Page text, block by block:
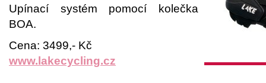
Upínací systém pomocí kolečka
BOA.
Cena: 3499,- Kč
www.lakecycling.cz